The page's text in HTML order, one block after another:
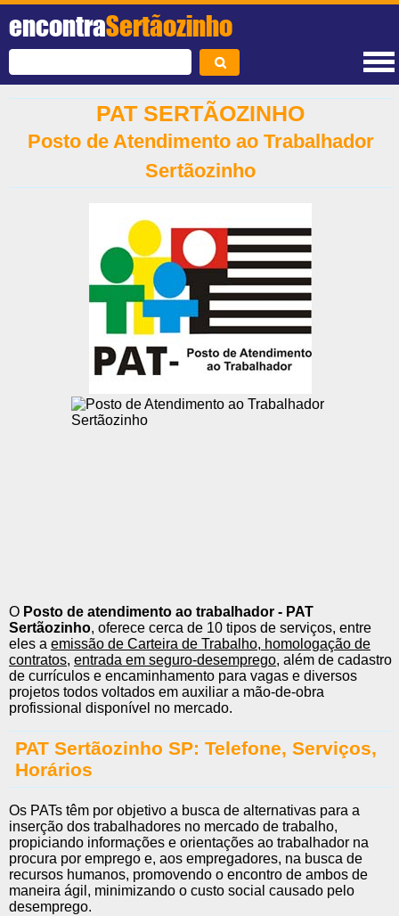
encontraSertãozinho
PAT SERTÃOZINHO
Posto de Atendimento ao Trabalhador
Sertãozinho
O Posto de atendimento ao trabalhador - PAT
Sertãozinho, oferece cerca de 10 tipos de serviços, entre
eles a emissão de Carteira de Trabalho, homologação de
contratos, entrada em seguro-desemprego, além de cadastro
de currículos e encaminhamento para vagas e diversos
projetos todos voltados em auxiliar a mão-de-obra
profissional disponível no mercado.
PAT Sertãozinho SP: Telefone, Serviços,
Horários
Os PATs têm por objetivo a busca de alternativas para a
inserção dos trabalhadores no mercado de trabalho,
propiciando informações e orientações ao trabalhador na
procura por emprego e, aos empregadores, na busca de
recursos humanos, promovendo o encontro de ambos de
maneira ágil, minimizando o custo social causado pelo
desemprego.